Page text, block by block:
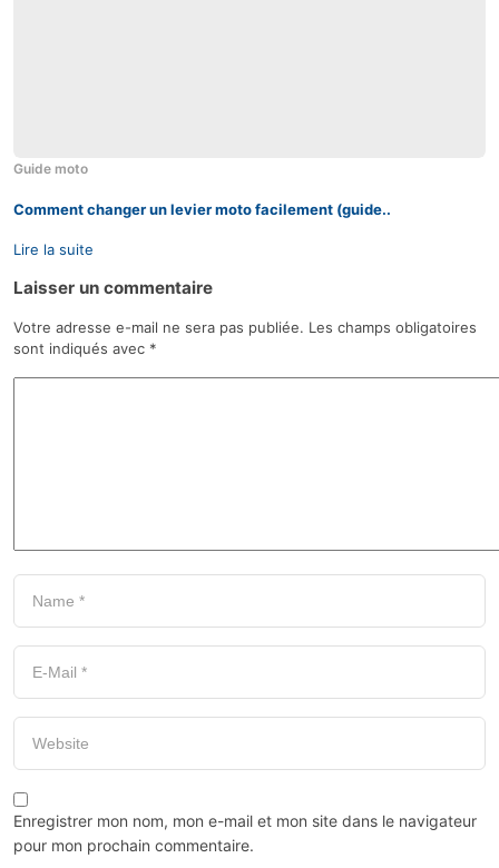
Guide moto
Comment changer un levier moto facilement (guide..
Lire la suite
Laisser un commentaire
Votre adresse e-mail ne sera pas publiée. Les champs obligatoires
sont indiqués avec *
Enregistrer mon nom, mon e-mail et mon site dans le navigateur
pour mon prochain commentaire.